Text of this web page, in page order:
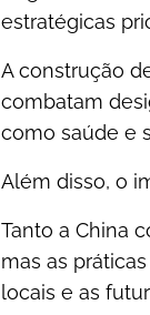
estratégicas
A construção
combatam
como saúde e
Além disso, o
Tanto a China
mas as
locais e as